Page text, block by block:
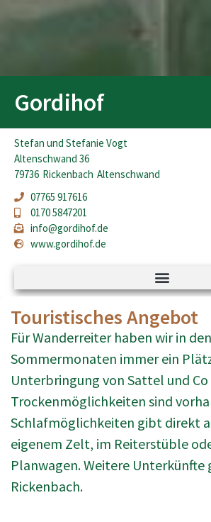
Gordihof
Stefan und Stefanie Vogt
Altenschwand 36
79736 Rickenbach Altenschwand
07765 917616
0170 5847201
info@gordihof.de
www.gordihof.de
Touristisches Angebot
Für Wanderreiter haben wir in den
Sommermonaten immer ein
Unterbringung von Sattel und Co
Trockenmöglichkeiten sind
Schlafmöglichkeiten gibt direkt
eigenem Zelt, im Reiterstüble
Planwagen. Weitere Unterkünfte
Rickenbach.